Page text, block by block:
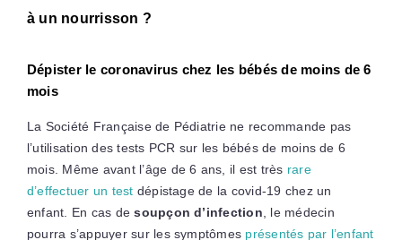
à un nourrisson ?
Dépister le coronavirus chez les bébés de moins de 6
mois
La Société Française de Pédiatrie ne recommande pas
l’utilisation des tests PCR sur les bébés de moins de 6
mois. Même avant l’âge de 6 ans, il est très rare
d’effectuer un test dépistage de la covid-19 chez un
enfant. En cas desoupçon d’infection , le médecin
pourra s’appuyer sur les symptômes présentés par l’enfant